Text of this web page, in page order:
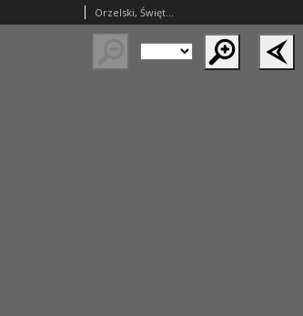
Orzelski, Świętosław (1549–1598)